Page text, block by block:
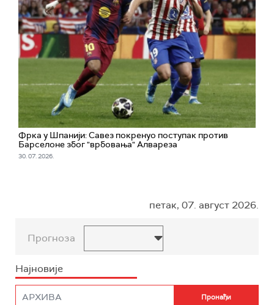
Фрка у Шпанији: Савез покренуо поступак против
Барселоне због "врбовања" Алвареза
30. 07. 2026.
петак, 07. август 2026.
Прогноза
Најновије